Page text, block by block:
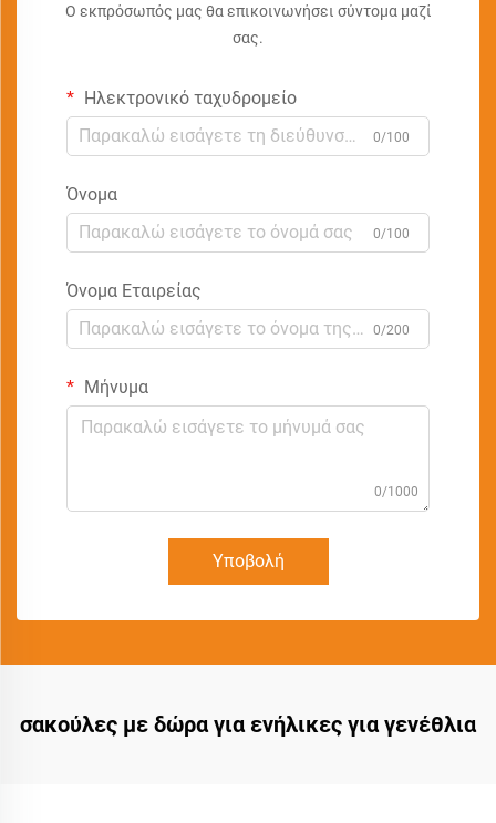
Ο εκπρόσωπός μας θα επικοινωνήσει σύντομα μαζί
σας.
Ηλεκτρονικό ταχυδρομείο
0/100
Όνομα
0/100
Όνομα Εταιρείας
0/200
Μήνυμα
0/1000
Υποβολή
σακούλες με δώρα για ενήλικες για γενέθλια